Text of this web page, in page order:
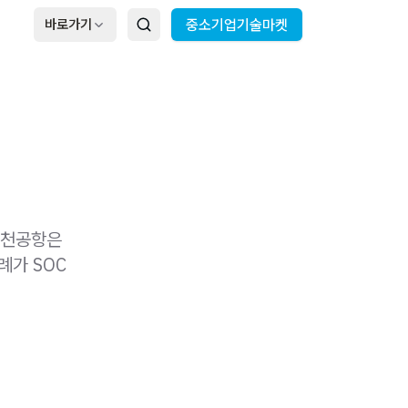
바로가기 중소기업기술마켓
공항은
가 SOC